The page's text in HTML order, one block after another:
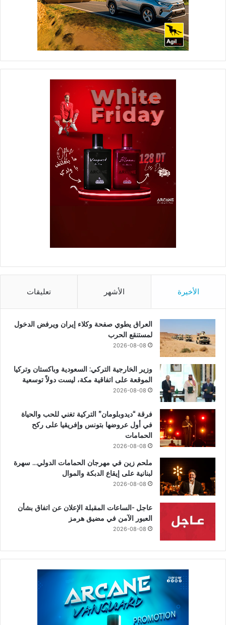
الأخيرة الأشهر تعليقات
العراق يطوي صفحة وكلاء إيران ويرفض الدخول
لمستنقع الحرب
2026-08-08
وزير الخارجية التركي: السعودية وباكستان وتركيا
الموقعة على اتفاقية مكة، ليست دولاً توسعية
2026-08-08
فرقة “ديدوبلومان” التركية تغني للحب والحياة
في أول عروضها بتونس وإفريقيا على ركح
الحمامات
2026-08-08
ملحم زين في مهرجان الحمامات الدولي… سهرة
لبنانية على إيقاع الدبكة والموال
2026-08-08
عاجل -الساعات المقبلة الإعلان عن اتفاق بشأن
العبور الآمن في مضيق هرمز
2026-08-08